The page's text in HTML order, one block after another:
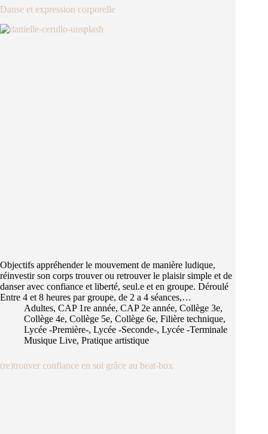
Danse et expression corporelle
Objectifs appréhender le mouvement de manière ludique,
réinvestir son corps trouver ou retrouver le plaisir simple et de
danser avec confiance et liberté, seul.e et en groupe. Déroulé
Entre 4 et 8 heures par groupe, de 2 a 4 séances,…
Adultes, CAP 1re année, CAP 2e année, Collège 3e,
Collège 4e, Collège 5e, Collège 6e, Filière technique,
Lycée -Première-, Lycée -Seconde-, Lycée -Terminale
Musique Live, Pratique artistique
(re)trouver confiance en soi grâce au beat-box